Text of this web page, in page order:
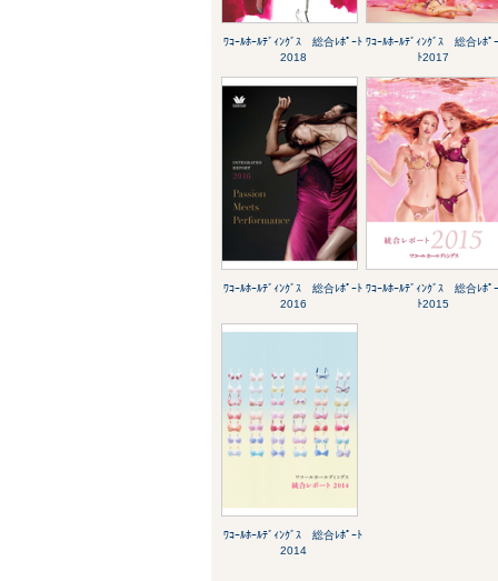
ﾜｺｰﾙﾎｰﾙﾃﾞｨﾝｸﾞｽ 総合ﾚﾎﾟｰﾄ
2018
ﾜｺｰﾙﾎｰﾙﾃﾞｨﾝｸﾞｽ 総合ﾚﾎﾟ
ﾄ2017
ﾜｺｰﾙﾎｰﾙﾃﾞｨﾝｸﾞｽ 総合ﾚﾎﾟｰﾄ
2016
ﾜｺｰﾙﾎｰﾙﾃﾞｨﾝｸﾞｽ 総合ﾚﾎﾟ
ﾄ2015
ﾜｺｰﾙﾎｰﾙﾃﾞｨﾝｸﾞｽ 総合ﾚﾎﾟｰﾄ
2014